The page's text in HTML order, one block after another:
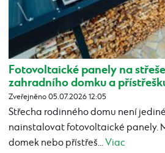
Fotovoltaické panely na
zahradního domku a
Zveřejněno 05.07.2026 12:05
Střecha rodinného domu není
nainstalovat fotovoltaické panely.
domek nebo přístřeš...Viac